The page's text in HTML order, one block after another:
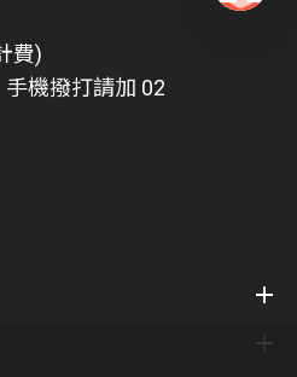
費)
機撥打請加 02